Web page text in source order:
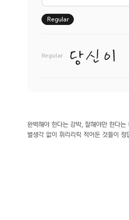
Regular
Regular
완벽해야 한다는 강박, 잘해야만 한다
별생각 없이 휘리리릭 적어둔 것들이